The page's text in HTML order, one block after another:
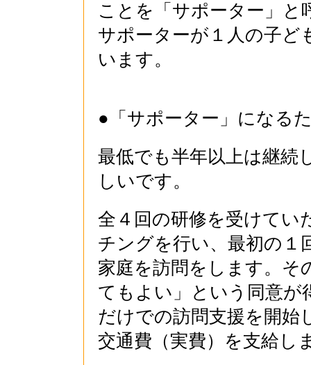
ことを「サポーター」と
サポーターが１人の子ど
います。
●「サポーター」になる
最低でも半年以上は継続
しいです。
全４回の研修を受けてい
チングを行い、最初の１
家庭を訪問をします。そ
てもよい」という同意が
だけでの訪問支援を開始
交通費（実費）を支給し